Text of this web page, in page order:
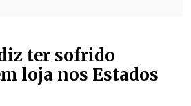
ter sofrido
loja nos Estados